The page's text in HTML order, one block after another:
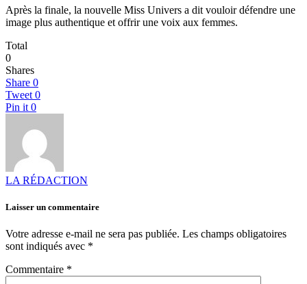
Après la finale, la nouvelle Miss Univers a dit vouloir défendre une
image plus authentique et offrir une voix aux femmes.
Total
0
Shares
Share 0
Tweet 0
Pin it 0
LA RÉDACTION
Laisser un commentaire
Votre adresse e-mail ne sera pas publiée. Les champs obligatoires
sont indiqués avec *
Commentaire *